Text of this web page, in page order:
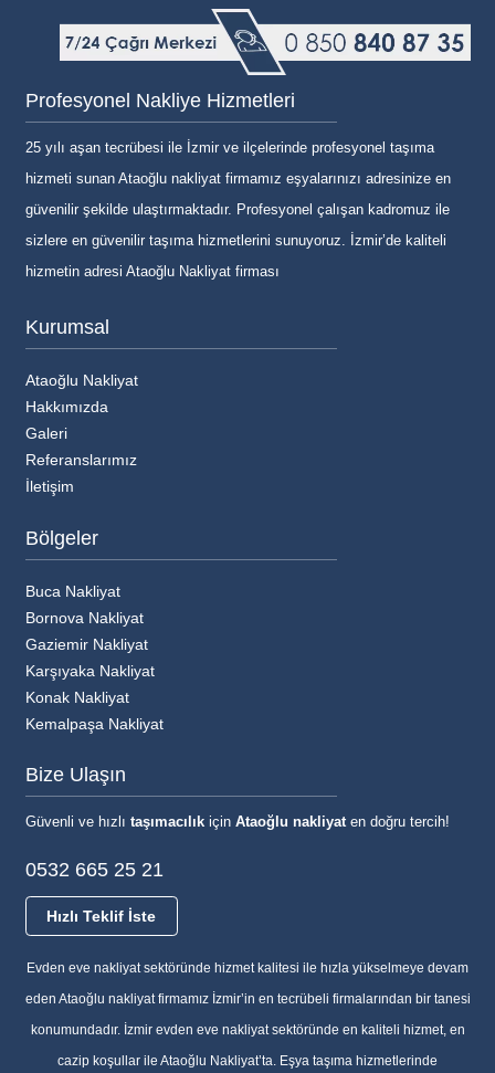
Profesyonel Nakliye Hizmetleri
25 yılı aşan tecrübesi ile İzmir ve ilçelerinde profesyonel taşıma
hizmeti sunan Ataoğlu nakliyat firmamız eşyalarınızı adresinize en
güvenilir şekilde ulaştırmaktadır. Profesyonel çalışan kadromuz ile
sizlere en güvenilir taşıma hizmetlerini sunuyoruz. İzmir’de kaliteli
hizmetin adresi Ataoğlu Nakliyat firması
Kurumsal
Ataoğlu Nakliyat
Hakkımızda
Galeri
Referanslarımız
İletişim
Bölgeler
Buca Nakliyat
Bornova Nakliyat
Gaziemir Nakliyat
Karşıyaka Nakliyat
Konak Nakliyat
Kemalpaşa Nakliyat
Bize Ulaşın
Güvenli ve hızlı taşımacılıkiçin Ataoğlu nakliyaten doğru tercih!
0532 665 25 21
Hızlı Teklif İste
Evden eve nakliyat sektöründe hizmet kalitesi ile hızla yükselmeye devam
eden Ataoğlu nakliyat firmamız İzmir’in en tecrübeli firmalarından bir tanesi
konumundadır. İzmir evden eve nakliyat sektöründe en kaliteli hizmet, en
cazip koşullar ile Ataoğlu Nakliyat’ta. Eşya taşıma hizmetlerinde